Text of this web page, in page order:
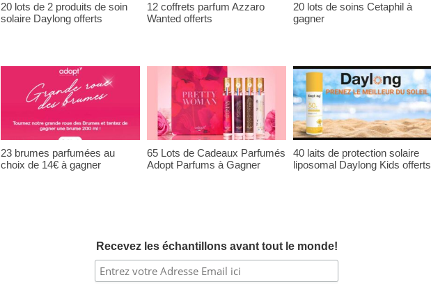
20 lots de 2 produits de soin
solaire Daylong offerts
12 coffrets parfum Azzaro
Wanted offerts
20 lots de soins Cetaphil à
gagner
23 brumes parfumées au
choix de 14€ à gagner
65 Lots de Cadeaux Parfumés
Adopt Parfums à Gagner
40 laits de protection solaire
liposomal Daylong Kids offerts
Recevez les échantillons avant tout le monde!